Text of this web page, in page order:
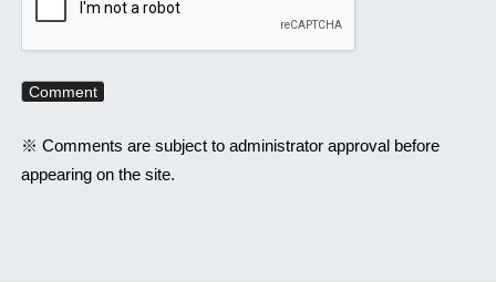
※ Comments are subject to administrator approval before
appearing on the site.